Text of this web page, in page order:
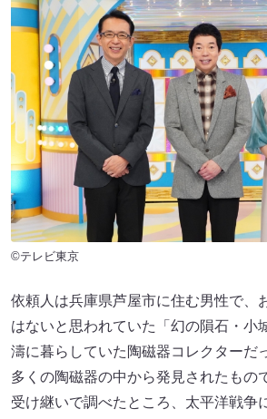
©テレビ東京
依頼人は兵庫県芦屋市に住む男性で、
はないと思われていた「幻の隕石・小
濤に暮らしていた陶磁器コレクターだ
多くの陶磁器の中から発見されたもの
受け継いで調べたところ、太平洋戦争